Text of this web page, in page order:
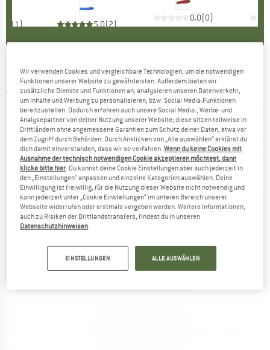
11) 5.0(2)
0.0(0)
Sir Joseph - Rimo II 700 - Daunenschlafsack
5,0(1)
Wir verwenden Cookies und vergleichbare Technologien, um die notwendigen
Funktionen unserer Website zu gewährleisten. Außerdem bieten wir
zusätzliche Dienste und Funktionen an, analysieren unseren Datenverkehr,
um Inhalte und Werbung zu personalisieren, bzw. Social Media-Funktionen
bereitzustellen. Dadurch erfahren auch unsere Social Media-, Werbe- und
Analysepartner von deiner Nutzung unserer Website; diese sitzen teilweise in
Drittländern ohne angemessene Garantien zum Schutz deiner Daten, etwa vor
dem Zugriff durch Behörden. Durch Anklicken von „Alle auswählen“ erklärst du
dich damit einverstanden, dass wir so verfahren.Wenn du keine Cookies mit
Ausnahme der technisch notwendigen Cookie akzeptieren möchtest, dann
klicke bitte hier . Du kannst deine Cookie Einstellungen aber auch jederzeit in
den „Einstellungen“ anpassen und einzelne Kategorien auswählen. Deine
Einwilligung ist freiwillig, für die Nutzung dieser Website nicht notwendig und
kann jederzeit unter „Cookie Einstellungen“ im unteren Bereich unserer
Webseite widerrufen oder erstmals vergeben werden. Weitere Informationen,
auch zu Risiken der Drittlandstransfers, findest du in unseren
Datenschutzhinweisen
EINSTELLUNGEN ALLE AUSWÄHLEN